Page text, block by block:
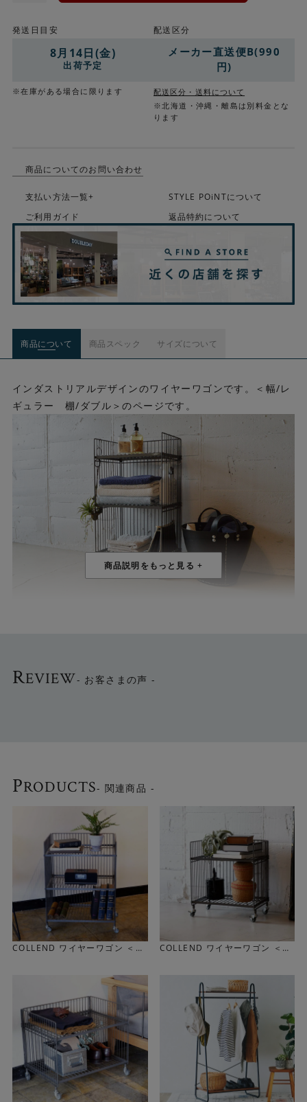
発送日目安
8月14日(金)
出荷予定
※在庫がある場合に限ります
配送区分
メーカー直送便B(990
円)
配送区分・送料について
※北海道・沖縄・離島は別料金とな
ります
商品についてのお問い合わせ
支払い方法一覧+
STYLE POiNTについて
ご利用ガイド
返品特約について
商品について 商品スペック サイズについて
インダストリアルデザインのワイヤーワゴンです。＜幅/レ
ギュラー 棚/ダブル＞のページです。
「COLLEND(コレンド)」は、暮らしをいろどるコレクショ
ンです。ここちよい暮らしのその先へ、一歩先ゆくものづ
無骨なインダストリアルなデザイン
重厚感のあるスチール素材によってインダストリアルな雰
囲気を醸しだしています。お気に入りのアイテムをディス
プレイしたり、良く使うものを収納しておいたり、と様々
な場所でインテリアのアクセントになるデザインが魅力で
す。
REVIEW- お客さまの声 -
PRODUCTS- 関連商品 -
COLLEND ワイヤーワゴン ＜
COLLEND ワイヤーワゴン ＜